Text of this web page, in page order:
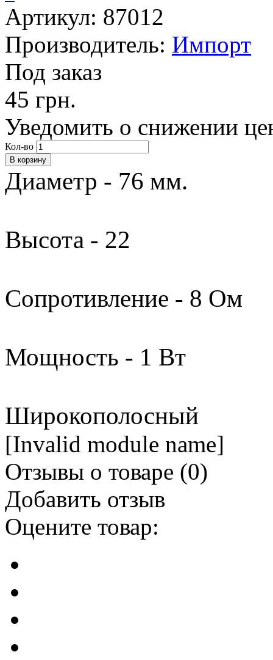
Артикул: 87012
Производитель: Импорт
Под заказ
45 грн.
Уведомить о снижении
Кол-во
Диаметр - 76 мм.
Высота - 22
Сопротивление - 8 Ом
Мощность - 1 Вт
Широкополосный
[Invalid module name]
Отзывы о товаре (0)
Добавить отзыв
Оцените товар: